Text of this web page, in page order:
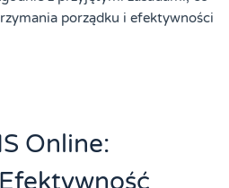
porządku i efektywności
Online: